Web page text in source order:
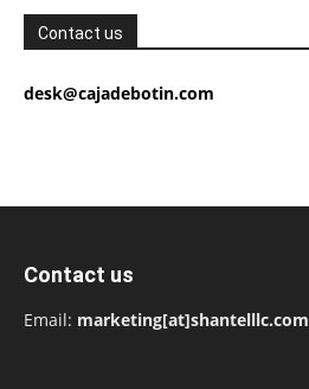
Contact us
desk@cajadebotin.com
Contact us
Email: marketing[at]shantelllc.com